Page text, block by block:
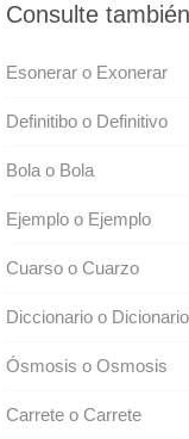
Consulte
Esonerar o Exonerar
Definitibo o Definitivo
Bola o Bola
Ejemplo o Ejemplo
Cuarso o Cuarzo
Diccionario o Dicionario
Ósmosis o Osmosis
Carrete o Carrete